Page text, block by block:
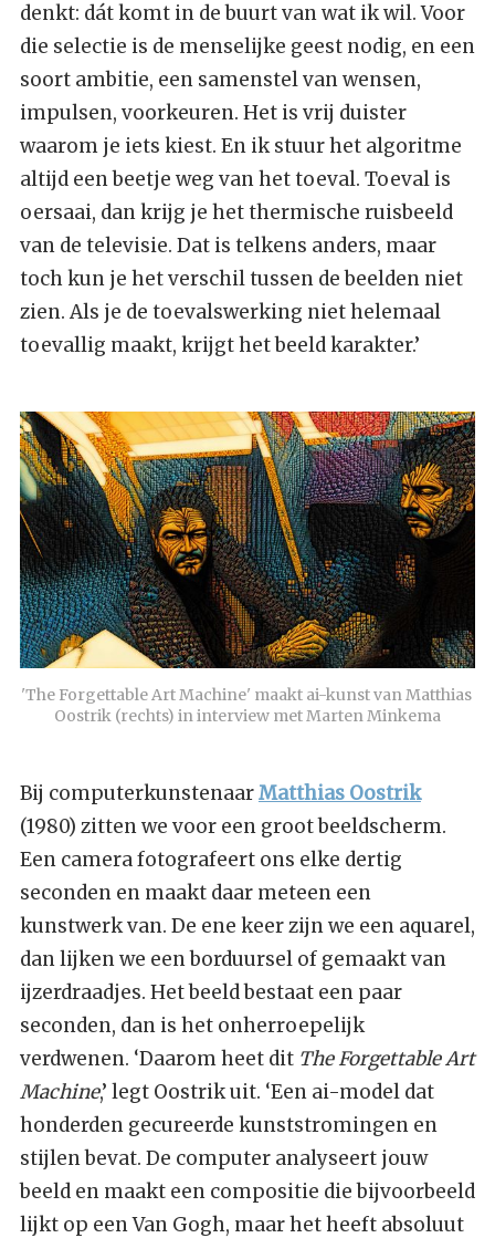
denkt: dát komt in de buurt van wat ik wil. Voor
die selectie is de menselijke geest nodig, en een
soort ambitie, een samenstel van wensen,
impulsen, voorkeuren. Het is vrij duister
waarom je iets kiest. En ik stuur het algoritme
altijd een beetje weg van het toeval. Toeval is
oersaai, dan krijg je het thermische ruisbeeld
van de televisie. Dat is telkens anders, maar
toch kun je het verschil tussen de beelden niet
zien. Als je de toevalswerking niet helemaal
toevallig maakt, krijgt het beeld karakter.’
'The Forgettable Art Machine' maakt ai-kunst van Matthias
Oostrik (rechts) in interview met Marten Minkema
Bij computerkunstenaarMatthias Oostrik
(1980) zitten we voor een groot beeldscherm.
Een camera fotografeert ons elke dertig
seconden en maakt daar meteen een
kunstwerk van. De ene keer zijn we een aquarel,
dan lijken we een borduursel of gemaakt van
ijzerdraadjes. Het beeld bestaat een paar
seconden, dan is het onherroepelijk
verdwenen. ‘Daarom heet dit The Forgettable Art
Machine,’ legt Oostrik uit. ‘Een ai-model dat
honderden gecureerde kunststromingen en
stijlen bevat. De computer analyseert jouw
beeld en maakt een compositie die bijvoorbeeld
lijkt op een Van Gogh, maar het heeft absoluut